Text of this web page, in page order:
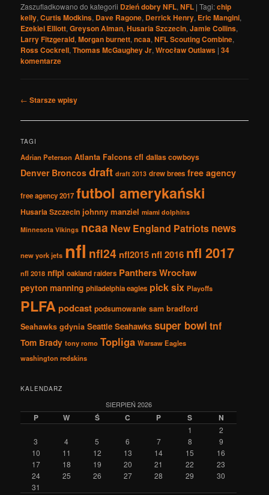
Zaszufladkowano do kategorii Dzień dobry NFL,NFL |Tagi:chip
kelly,Curtis Modkins, Dave Ragone, Derrick Henry, Eric Mangini,
Ezekiel Elliott,Greyson Alman,Husaria Szczecin,Jamie Collins,
Larry Fitzgerald,Morgan burnett,ncaa,NFL Scouting Combine,
Ross Cockrell,Thomas McGaughey Jr,Wrocław Outlaws |34
komentarze
Nawigacja
wpisach
← Starsze wpisy
TAGI
Adrian Peterson Atlanta Falcons cfl dallas cowboys
Denver Broncos draft draft 2013 drew brees free agency
free agency 2017 futbol amerykański
Husaria Szczecin johnny manziel miami dolphins
Minnesota Vikings ncaa New England Patriots news
new york jets nfl nfl24 nfl2015 nfl 2016 nfl 2017
nfl 2018 nflpl oakland raiders Panthers Wrocław
peyton manning philadelphia eagles pick six Playoffs
PLFApodcast podsumowanie sam bradford
Seahawks gdynia Seattle Seahawks super bowl tnf
Tom Brady tony romo Topliga Warsaw Eagles
washington redskins
KALENDARZ
SIERPIEŃ 2026
P W Ś C P S N
1
2
3
4 5 6 7 8
9
10
11 12 13 14 15
16
17
18 19 20 21 22
23
24
25 26 27 28 29
30
31